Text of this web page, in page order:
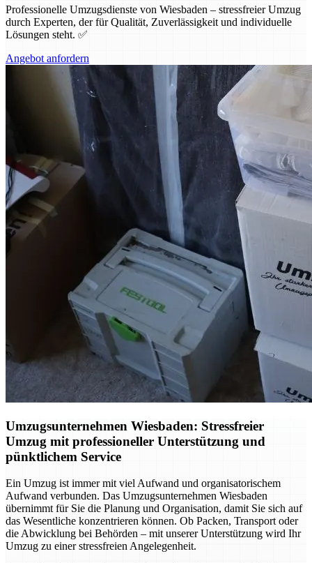
Professionelle Umzugsdienste von Wiesbaden – stressfreier Umzug
durch Experten, der für Qualität, Zuverlässigkeit und individuelle
Lösungen steht. ✅
Angebot anfordern
Umzugsunternehmen Wiesbaden: Stressfreier
Umzug mit professioneller Unterstützung und
pünktlichem Service
Ein Umzug ist immer mit viel Aufwand und organisatorischem
Aufwand verbunden. Das Umzugsunternehmen Wiesbaden
übernimmt für Sie die Planung und Organisation, damit Sie sich auf
das Wesentliche konzentrieren können. Ob Packen, Transport oder
die Abwicklung bei Behörden – mit unserer Unterstützung wird Ihr
Umzug zu einer stressfreien Angelegenheit.